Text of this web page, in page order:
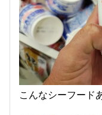
こんなシーフード